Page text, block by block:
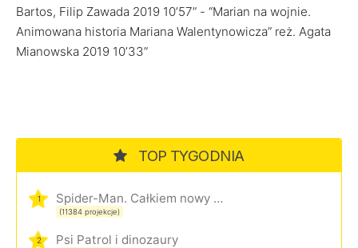
Bartos, Filip Zawada 2019 10’57” - “Marian na wojnie.
Animowana historia Mariana Walentynowicza” reż. Agata
Mianowska 2019 10’33”
TOP TYGODNIA
1 Spider-Man. Całkiem nowy dzień
(11384 projekcje)
2 Psi Patrol i dinozaury